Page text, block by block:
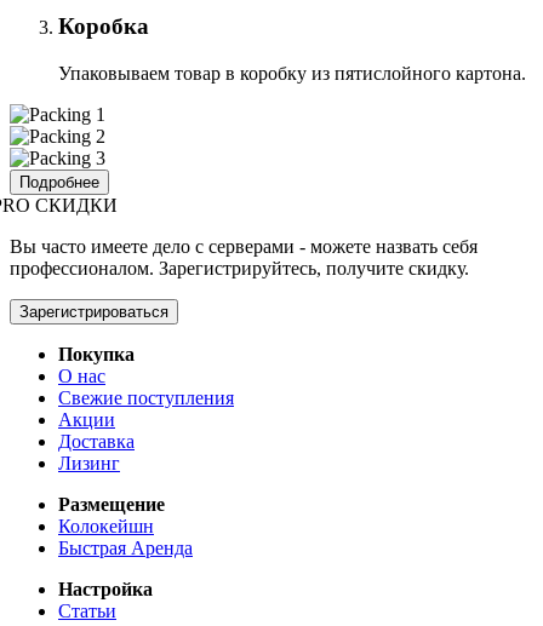
Коробка
Упаковываем товар в коробку из пятислойного картона.
Подробнее
СКИДКИ
Вы часто имеете дело с серверами - можете назвать себя
профессионалом. Зарегистрируйтесь, получите скидку.
Зарегистрироваться
Покупка
О нас
Свежие поступления
Акции
Доставка
Лизинг
Размещение
Колокейшн
Быстрая Аренда
Настройка
Статьи